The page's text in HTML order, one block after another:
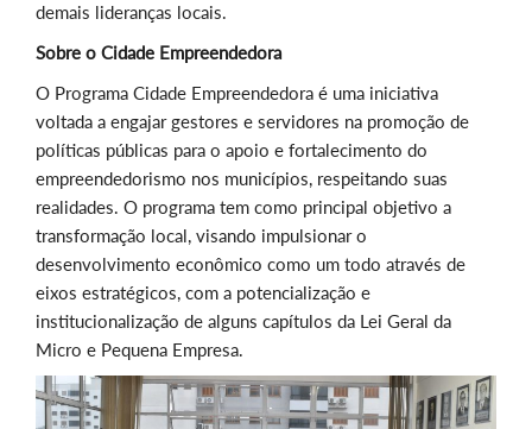
demais lideranças locais.
Sobre o Cidade Empreendedora
O Programa Cidade Empreendedora é uma iniciativa
voltada a engajar gestores e servidores na promoção de
políticas públicas para o apoio e fortalecimento do
empreendedorismo nos municípios, respeitando suas
realidades. O programa tem como principal objetivo a
transformação local, visando impulsionar o
desenvolvimento econômico como um todo através de
eixos estratégicos, com a potencialização e
institucionalização de alguns capítulos da Lei Geral da
Micro e Pequena Empresa.